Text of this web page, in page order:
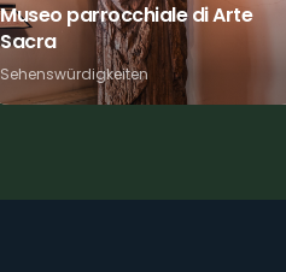
Museo parrocchiale di Arte
Sacra
Sehenswürdigkeiten